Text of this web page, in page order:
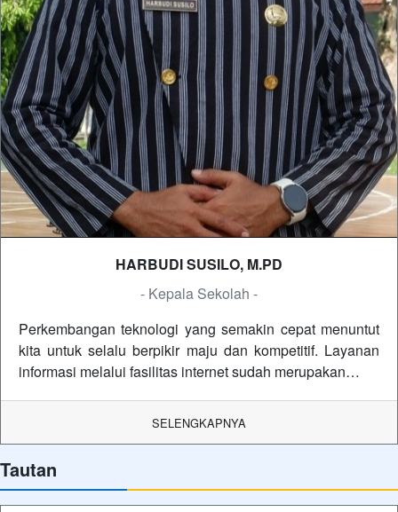
HARBUDI SUSILO, M.PD
- Kepala Sekolah -
Perkembangan teknologi yang semakin cepat menuntut
kita untuk selalu berpikir maju dan kompetitif. Layanan
informasi melalui fasilitas internet sudah merupakan…
SELENGKAPNYA
Tautan